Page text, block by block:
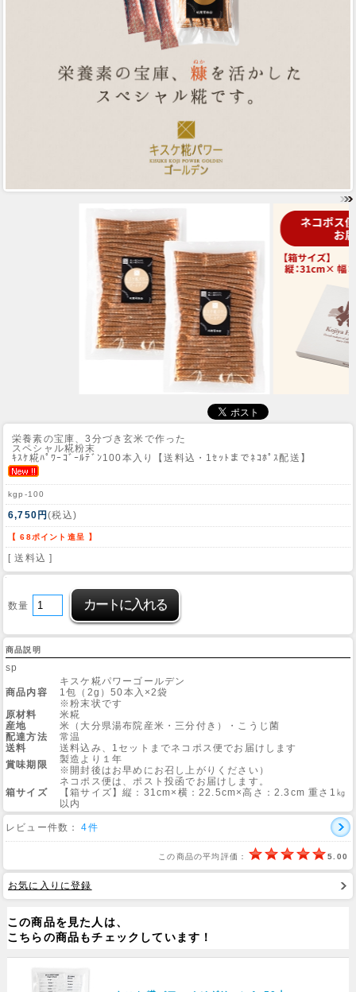
栄養素の宝庫、3分づき玄米で作った
スペシャル糀粉末
ｷｽｹ糀ﾊﾟﾜｰｺﾞｰﾙﾃﾞﾝ100本入り【送料込・1ｾｯﾄまでﾈｺﾎﾟｽ配送】
kgp-100
6,750円(税込)
【 68ポイント進呈 】
[ 送料込 ]
数量
商品説明
sp
商品内容
キスケ糀パワーゴールデン
1包（2g）50本入×2袋
※粉末状です
原材料
米糀
産地
米（大分県湯布院産米・三分付き）・こうじ菌
配達方法
常温
送料
送料込み、1セットまでネコポス便でお届けします
賞味期限
製造より１年
※開封後はお早めにお召し上がりください）
箱サイズ
ネコポス便は、ポスト投函でお届けします。
【箱サイズ】縦：31cm×横：22.5cm×高さ：2.3cm 重さ1㎏
以内
レビュー件数： 4件
この商品の平均評価： 5.00
お気に入りに登録
この商品を見た人は、
こちらの商品もチェックしています！